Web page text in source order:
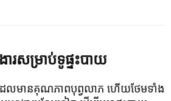
ារសម្រាប់ទូផ្ទះបាយ
ែលមានគុណភាពបុព្វលាភ ហើយថែមទាំង